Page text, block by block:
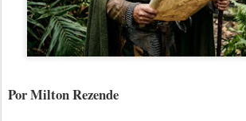
Por Milton Rezende